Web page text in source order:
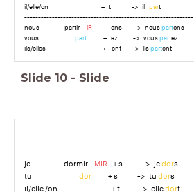
il/elle/on + t -> il part
-------------------------------------------------------------
nous partir - IR+ ons -> nouspartons
vous part+ ez -> vouspartez
ils/elles + ent -> Ilspartent
Slide 10 - Slide
je dormir- MIR+ s -> jedors
tu dor+ s -> tu dors
il/elle /on + t -> elledort